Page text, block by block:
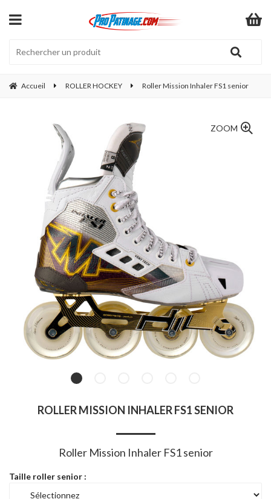
Accueil ROLLER HOCKEY Roller Mission Inhaler FS1 senior
ZOOM
ROLLER MISSION INHALER FS1 SENIOR
Roller Mission Inhaler FS1 senior
Taille roller senior :